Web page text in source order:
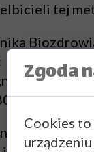
tej
się na 1,5
EEG
zł). Więcej
Zgoda
Cookies to